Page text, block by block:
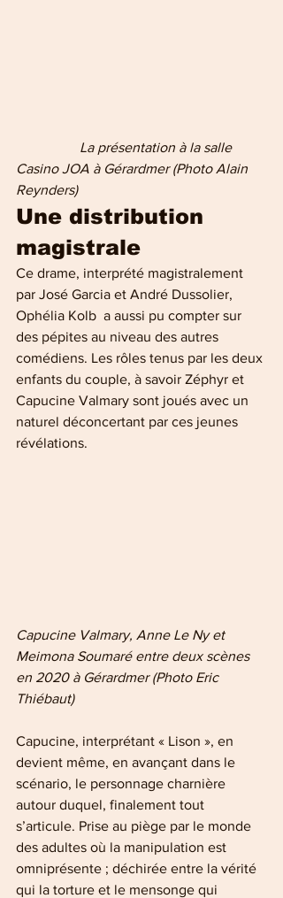
La présentation à la salle
Casino JOA à Gérardmer (Photo Alain
Reynders)
Une distribution
magistrale
Ce drame, interprété magistralement
par José Garcia et André Dussolier,
Ophélia Kolb  a aussi pu compter sur
des pépites au niveau des autres
comédiens. Les rôles tenus par les deux
enfants du couple, à savoir Zéphyr et
Capucine Valmary sont joués avec un
naturel déconcertant par ces jeunes
révélations.
Capucine Valmary, Anne Le Ny et
Meimona Soumaré entre deux scènes
en 2020 à Gérardmer (Photo Eric
Thiébaut)
Capucine, interprétant « Lison », en
devient même, en avançant dans le
scénario, le personnage charnière
autour duquel, finalement tout
s’articule. Prise au piège par le monde
des adultes où la manipulation est
omniprésente ; déchirée entre la vérité
qui la torture et le mensonge qui